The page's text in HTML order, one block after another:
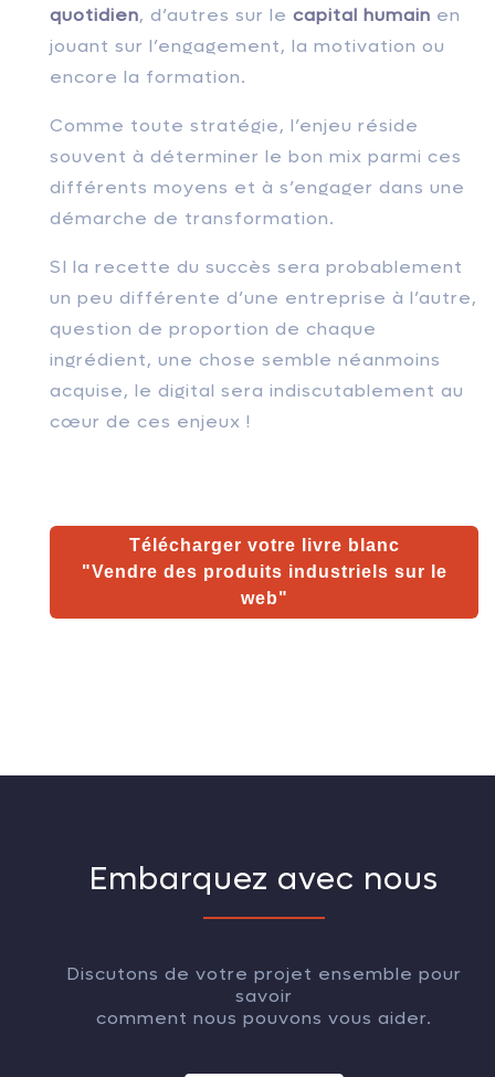
quotidien, d’autres sur le capital humain en
jouant sur l’engagement, la motivation ou
encore la formation.
Comme toute stratégie, l’enjeu réside
souvent à déterminer le bon mix parmi ces
différents moyens et à s’engager dans une
démarche de transformation.
SI la recette du succès sera probablement
un peu différente d’une entreprise à l’autre,
question de proportion de chaque
ingrédient, une chose semble néanmoins
acquise, le digital sera indiscutablement au
cœur de ces enjeux !
Télécharger votre livre blanc
"Vendre des produits industriels sur le
web"
Embarquez avec nous
Discutons de votre projet ensemble pour
savoir
comment nous pouvons vous aider.